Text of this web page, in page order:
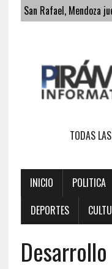
San Rafael, Mendoza
TODAS
INICIO POLITICA
DEPORTES
Desarrollo